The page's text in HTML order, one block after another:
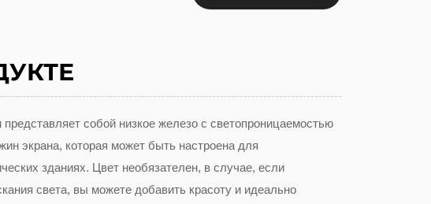
собой низкое железо с светопроницаемостью
экрана, которая может быть настроена для
зданиях. Цвет необязателен, в случае, если
света, вы можете добавить красоту и идеально